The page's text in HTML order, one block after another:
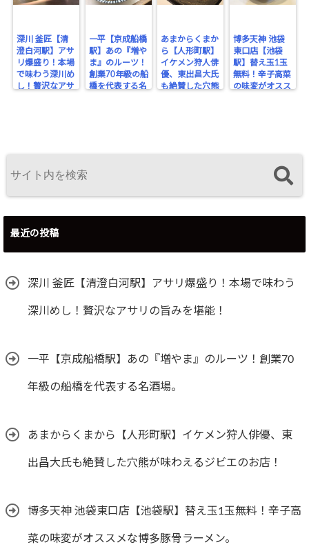
深川 釜匠【清
澄白河駅】アサ
リ爆盛り！本場
で味わう深川め
し！贅沢なアサ
一平【京成船橋
駅】あの『増や
ま』のルーツ！
創業70年級の船
橋を代表する名
あまからくまか
ら【人形町駅】
イケメン狩人俳
優、東出昌大氏
も絶賛した穴熊
博多天神 池袋
東口店【池袋
駅】替え玉1玉
無料！辛子高菜
の味変がオスス
最近の投稿
深川 釜匠【清澄白河駅】アサリ爆盛り！本場で味わう
深川めし！贅沢なアサリの旨みを堪能！
一平【京成船橋駅】あの『増やま』のルーツ！創業70
年級の船橋を代表する名酒場。
あまからくまから【人形町駅】イケメン狩人俳優、東
出昌大氏も絶賛した穴熊が味わえるジビエのお店！
博多天神 池袋東口店【池袋駅】替え玉1玉無料！辛子高
菜の味変がオススメな博多豚骨ラーメン。